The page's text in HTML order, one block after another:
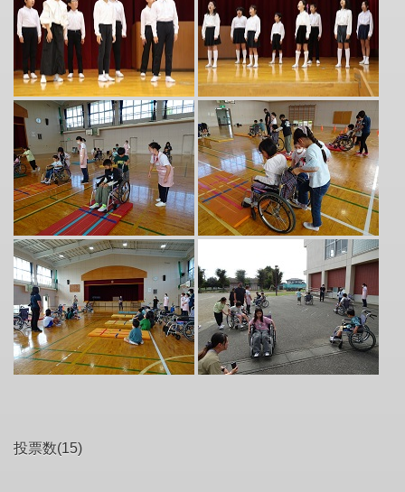
投票数(15)